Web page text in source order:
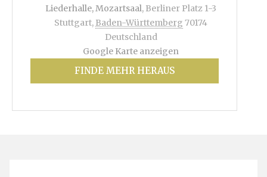
Liederhalle, Mozartsaal, Berliner Platz 1-3
Stuttgart, Baden-Württemberg 70174
Deutschland
Google Karte anzeigen
FINDE MEHR HERAUS